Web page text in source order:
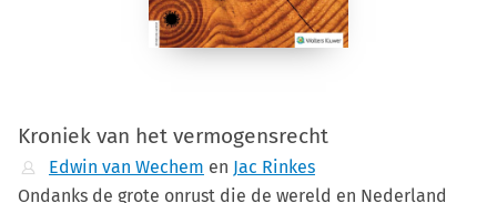
Kroniek van het vermogensrecht
Edwin van Wechem en Jac Rinkes
Ondanks de grote onrust die de wereld en Nederland